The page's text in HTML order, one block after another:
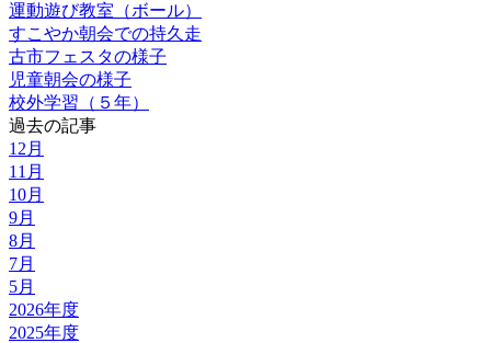
運動遊び教室（ボール）
すこやか朝会での持久走
古市フェスタの様子
児童朝会の様子
校外学習（５年）
過去の記事
12月
11月
10月
9月
8月
7月
5月
2026年度
2025年度